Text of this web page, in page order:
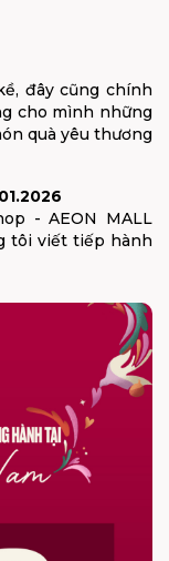
đây cũng chính
cho mình những
quà yêu thương
- AEON MALL
tôi viết tiếp hành